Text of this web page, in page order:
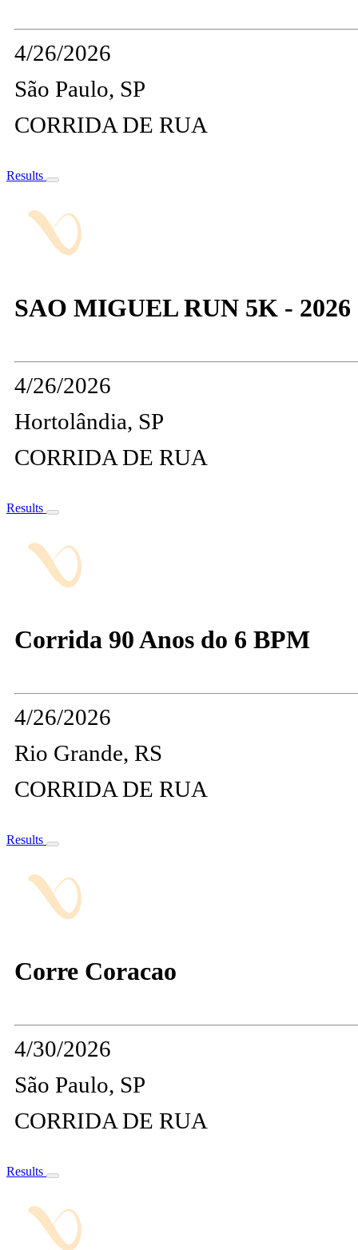
4/26/2026
São Paulo, SP
CORRIDA DE RUA
Results
SAO MIGUEL RUN 5K - 2026
4/26/2026
Hortolândia, SP
CORRIDA DE RUA
Results
Corrida 90 Anos do 6 BPM
4/26/2026
Rio Grande, RS
CORRIDA DE RUA
Results
Corre Coracao
4/30/2026
São Paulo, SP
CORRIDA DE RUA
Results